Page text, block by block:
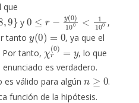
que
}
y
0 )10 10
,
tanto
(0)
, ya que el
Por tanto,
χ r(0 )=y
, lo que
enunciado es verdadero.
es válido para algún
n≥0
.
función de la hipótesis.